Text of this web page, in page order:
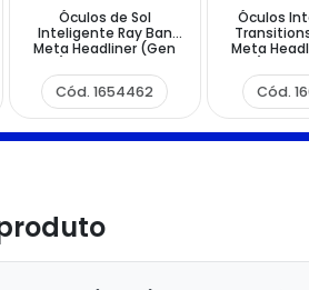
Óculos de Sol
Inteligente Ray Ban
Meta Headliner (Gen
Câmera e Speaker -
Shiny Black G15 Green
Cód. 1654462
Óculos
Meta
Câmera e
ShinyCód.